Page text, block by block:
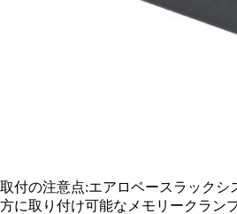
取付の注意点:エアロベースラックシ
方に取り付け可能なメモリークランプ